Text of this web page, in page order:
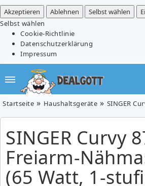
Akzeptieren
Ablehnen Selbst wählen
Selbst wählen
Cookie-Richtlinie
Datenschutzerklärung
Impressum
Startseite Haushaltsgeräte SINGER Curvy 8763 Freiarm-Nähmaschine
SINGER Curvy
Freiarm-
(65 Watt, 1-